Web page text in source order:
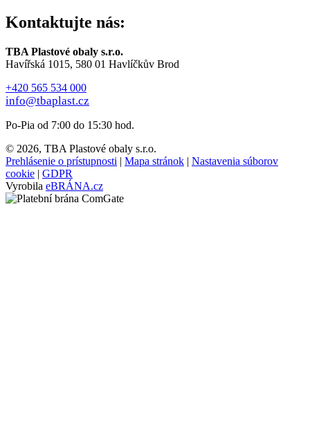
Kontaktujte nás:
TBA Plastové obaly s.r.o.
Havířská 1015, 580 01 Havlíčkův Brod
+420 565 534 000
info@tbaplast.cz
Po-Pia od 7:00 do 15:30 hod.
© 2026, TBA Plastové obaly s.r.o.
Prehlásenie o prístupnosti | Mapa stránok | Nastavenia súborov
cookie | GDPR
Vyrobila eBRÁNA.cz